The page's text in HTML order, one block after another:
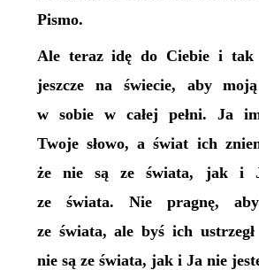
Pismo.
Ale teraz idę do Ciebie i tak
jeszcze na świecie, aby
w sobie w całej pełni. Ja im
Twoje słowo, a świat ich
że nie są ze świata, jak i
ze świata. Nie pragnę,
ze świata, ale byś ich
nie są ze świata, jak i Ja nie